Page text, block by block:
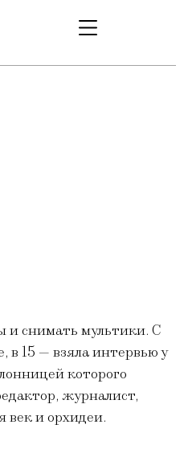
и снимать мультики. С
в 15 — взяла интервью у
которого
журналист,
век и орхидеи.